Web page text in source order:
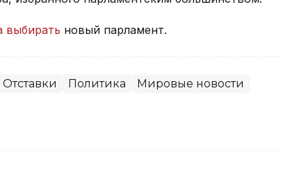
выбирать новый парламент.
Отставки Политика Мировые новости